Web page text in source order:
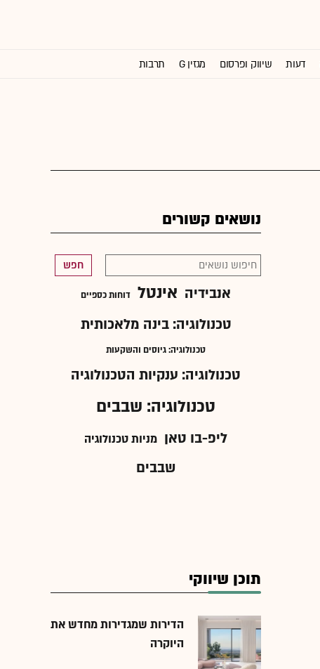
דעות שיווק ופרסום מגזין G תרבות
נושאים קשורים
חפש
אנבידיה אינטל דוחות כספיים
טכנולוגיה: בינה מלאכותית
טכנולוגיה: גיוסים והשקעות
טכנולוגיה: ענקיות הטכנולוגיה
טכנולוגיה: שבבים
ליפ-בו טאן מניות טכנולוגיה
שבבים
תוכן שיווקי
הדירות שמגדירות מחדש את
היוקרה